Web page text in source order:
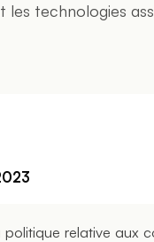
les technologies
relative aux